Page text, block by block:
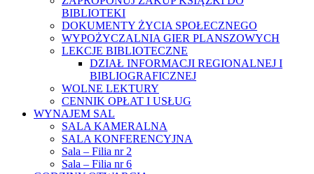
BIBLIOTEKI
DOKUMENTY ŻYCIA SPOŁECZNEGO
WYPOŻYCZALNIA GIER PLANSZOWYCH
LEKCJE BIBLIOTECZNE
DZIAŁ INFORMACJI REGIONALNEJ I
BIBLIOGRAFICZNEJ
WOLNE LEKTURY
CENNIK OPŁAT I USŁUG
WYNAJEM SAL
SALA KAMERALNA
SALA KONFERENCYJNA
Sala – Filia nr 2
Sala – Filia nr 6